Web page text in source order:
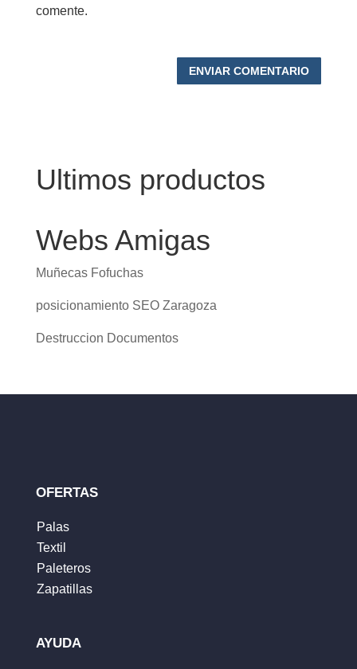
comente.
Ultimos productos
Webs Amigas
Muñecas Fofuchas
posicionamiento SEO Zaragoza
Destruccion Documentos
OFERTAS
Palas
Textil
Paleteros
Zapatillas
AYUDA